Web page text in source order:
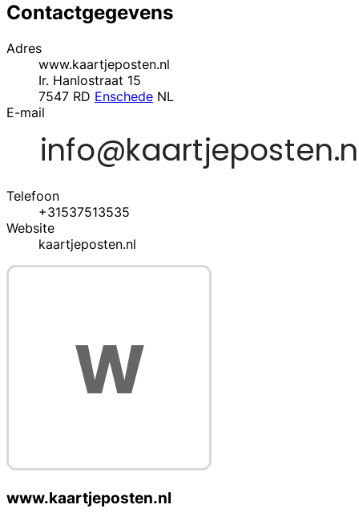
Contactgegevens
Adres
www.kaartjeposten.nl
Ir. Hanlostraat 15
7547 RD Enschede NL
E-mail
Telefoon
+31537513535
Website
kaartjeposten.nl
www.kaartjeposten.nl